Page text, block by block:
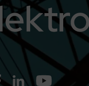
Przejdź do Facebook
Przejdź do Linkedin
Przejdź